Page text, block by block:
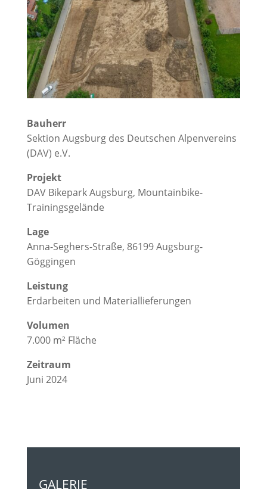
Bauherr
Sektion Augsburg des Deutschen Alpenvereins
(DAV) e.V.
Projekt
DAV Bikepark Augsburg, Mountainbike-
Trainingsgelände
Lage
Anna-Seghers-Straße, 86199 Augsburg-
Göggingen
Leistung
Erdarbeiten und Materiallieferungen
Volumen
7.000 m² Fläche
Zeitraum
Juni 2024
GALERIE